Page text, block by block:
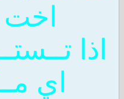
اذا
اي